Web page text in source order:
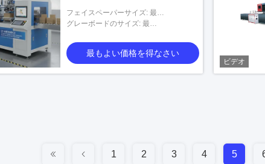
フェイスペーパーサイズ: 最
大:700*420*300mm 最小:120*60*80mm
グレーボードのサイズ: 最
最もよい価格を得なさい
ビデオ
1 2 3 4 5